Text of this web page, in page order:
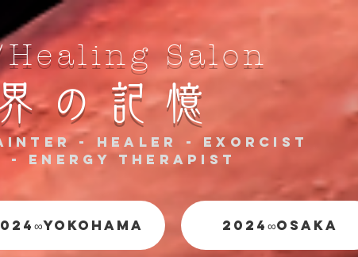
Salon
の 記 憶
- Healer - Exorcist
- Energy Therapist
2024∞OSAKA